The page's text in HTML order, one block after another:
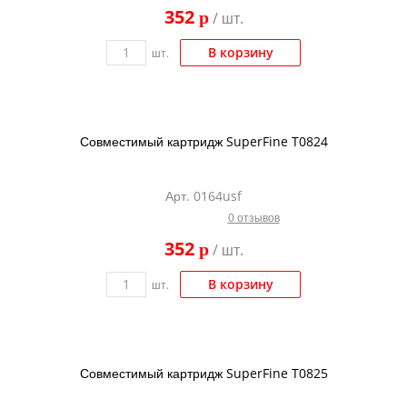
352 p/ шт.
шт. В корзину
Совместимый картридж SuperFine T0824
Арт. 0164usf
0 отзывов
352 p/ шт.
шт. В корзину
Совместимый картридж SuperFine T0825